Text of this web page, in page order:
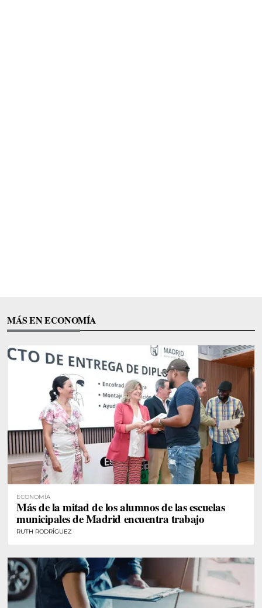
MÁS EN ECONOMÍA
ECONOMÍA
Más de la mitad de los alumnos de las escuelas
municipales de Madrid encuentra trabajo
RUTH RODRÍGUEZ